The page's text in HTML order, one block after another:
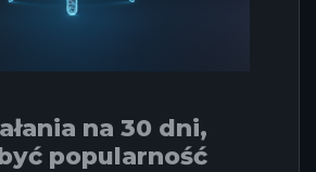
na 30 dni,
popularność